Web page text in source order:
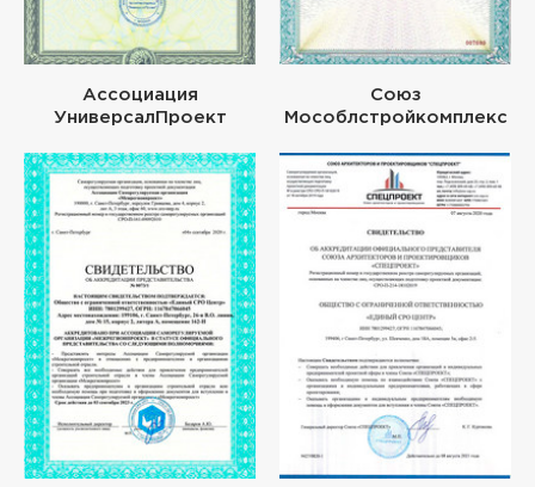
Ассоциация
УниверсалПроект
Союз
Мособлстройкомплекс